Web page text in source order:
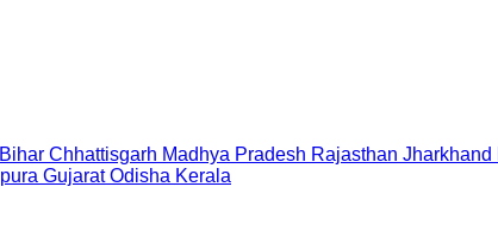
Bihar Chhattisgarh Madhya Pradesh Rajasthan Jharkhand
Gujarat Odisha Kerala